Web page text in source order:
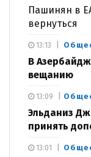
Пашинян в
вернуться
В
вещанию
13:13
Эльданиз
принять
13:09
13:01